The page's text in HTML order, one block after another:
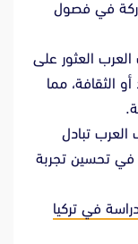
في فصول
العثور على
الثقافة، مما
العرب تبادل
في تحسين تجربة
في تركيا